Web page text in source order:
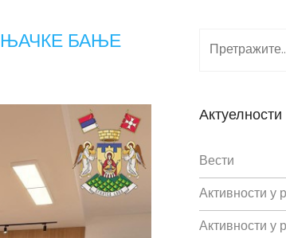
БАЊЕ
Актуелности
Вести
Активности у
Активности у